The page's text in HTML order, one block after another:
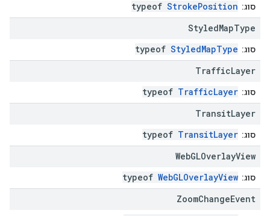
סוג: typeof StrokePosition
StyledMapType
סוג: typeof StyledMapType
TrafficLayer
סוג: typeof TrafficLayer
TransitLayer
סוג: typeof TransitLayer
WebGLOverlayView
סוג: typeof WebGLOverlayView
ZoomChangeEvent